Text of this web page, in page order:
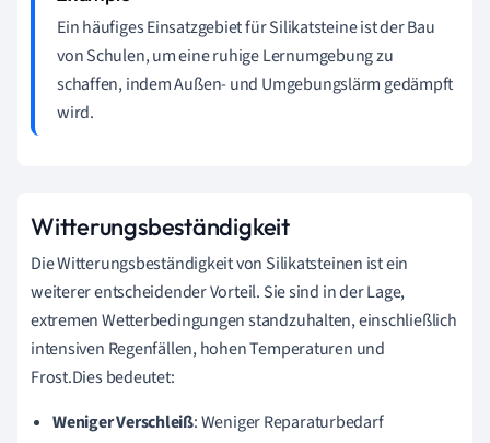
Ein häufiges Einsatzgebiet für Silikatsteine ist der Bau
von Schulen, um eine ruhige Lernumgebung zu
schaffen, indem Außen- und Umgebungslärm gedämpft
wird.
Witterungsbeständigkeit
Die Witterungsbeständigkeit von Silikatsteinen ist ein
weiterer entscheidender Vorteil. Sie sind in der Lage,
extremen Wetterbedingungen standzuhalten, einschließlich
intensiven Regenfällen, hohen Temperaturen und
Frost.Dies bedeutet:
Weniger Verschleiß: Weniger Reparaturbedarf